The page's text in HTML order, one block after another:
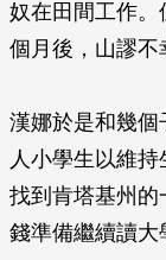
奴在田間工作
個月後，山謬不
漢娜於是和幾
人小學生以維
找到肯塔基州
錢準備繼續讀大